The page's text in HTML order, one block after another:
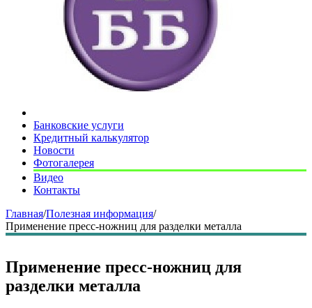
Банковские услуги
Кредитный калькулятор
Новости
Фотогалерея
Видео
Контакты
Главная/Полезная информация/
Применение пресс-ножниц для разделки металла
Применение пресс-ножниц для
разделки металла